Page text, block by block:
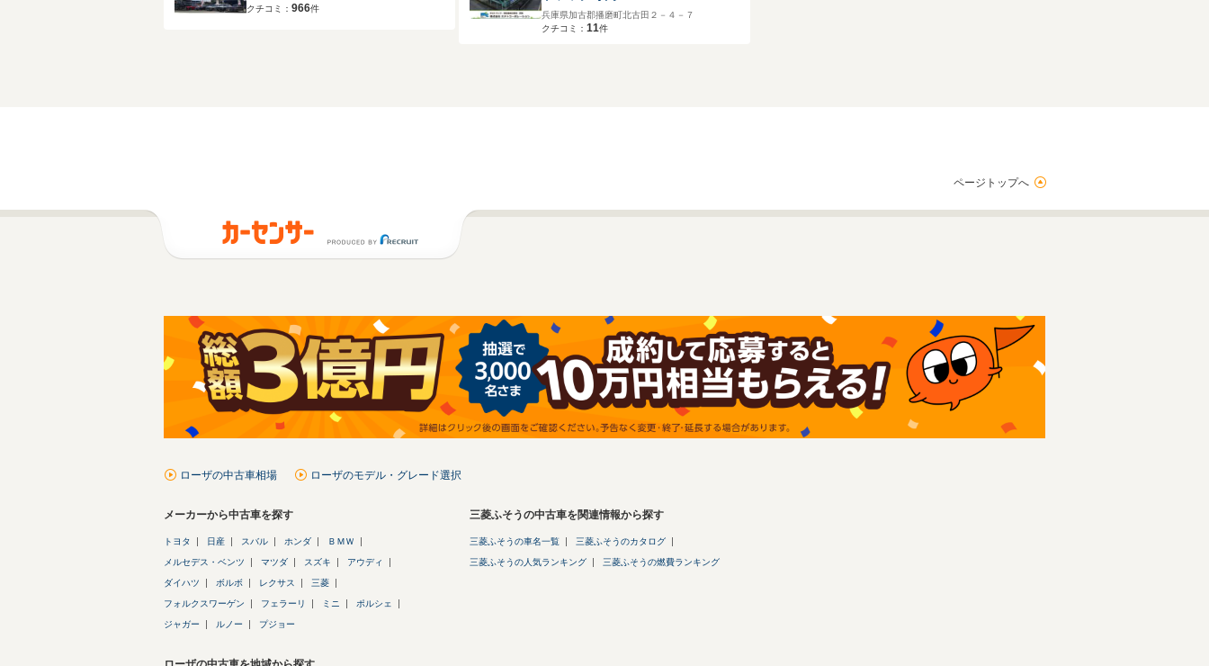
クチコミ： 966件
兵庫県加古郡播磨町北古田２－４－７
クチコミ： 11件
ページトップへ
ローザの中古車相場 ローザのモデル・グレード選択
メーカーから中古車を探す
トヨタ 日産 スバル ホンダ ＢＭＷ
メルセデス・ベンツ マツダ スズキ アウディ
ダイハツ ボルボ レクサス 三菱
フォルクスワーゲン フェラーリ ミニ ポルシェ
ジャガー ルノー プジョー
三菱ふそうの中古車を関連情報から探す
三菱ふそうの車名一覧 三菱ふそうのカタログ
三菱ふそうの人気ランキング 三菱ふそうの燃費ランキング